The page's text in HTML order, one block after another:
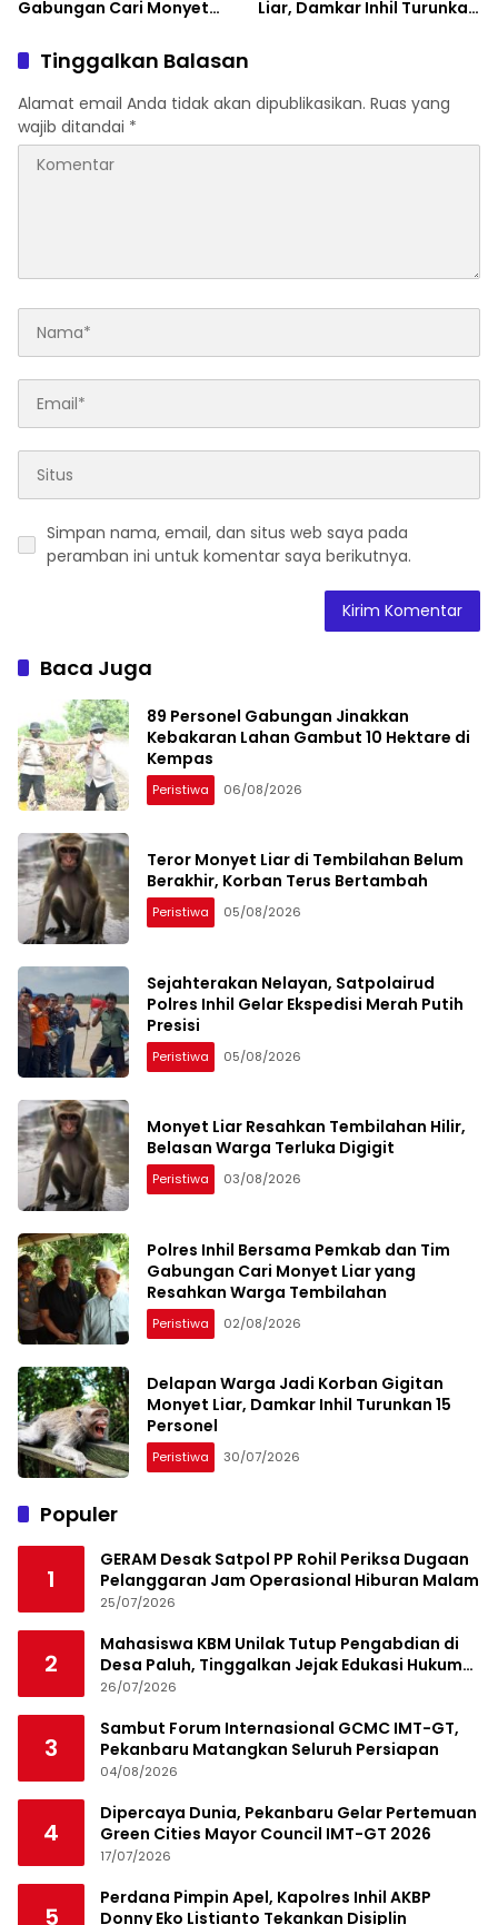
Gabungan Cari Monyet
Tembilahan
Liar, Damkar Inhil Turunkan
Tinggalkan Balasan
Alamat email Anda tidak akan dipublikasikan. Ruas yang
wajib ditandai *
Simpan nama, email, dan situs web saya pada
peramban ini untuk komentar saya berikutnya.
Baca Juga
89 Personel Gabungan Jinakkan
Kebakaran Lahan Gambut 10 Hektare di
Kempas
Peristiwa 06/08/2026
Teror Monyet Liar di Tembilahan Belum
Berakhir, Korban Terus Bertambah
Peristiwa 05/08/2026
Sejahterakan Nelayan, Satpolairud
Polres Inhil Gelar Ekspedisi Merah Putih
Presisi
Peristiwa 05/08/2026
Monyet Liar Resahkan Tembilahan Hilir,
Belasan Warga Terluka Digigit
Peristiwa 03/08/2026
Polres Inhil Bersama Pemkab dan Tim
Gabungan Cari Monyet Liar yang
Resahkan Warga Tembilahan
Peristiwa 02/08/2026
Delapan Warga Jadi Korban Gigitan
Monyet Liar, Damkar Inhil Turunkan 15
Personel
Peristiwa 30/07/2026
Populer
1
GERAM Desak Satpol PP Rohil Periksa Dugaan
Pelanggaran Jam Operasional Hiburan Malam
25/07/2026
2
Mahasiswa KBM Unilak Tutup Pengabdian di
Desa Paluh, Tinggalkan Jejak Edukasi Hukum
dan Aksi Sosial
26/07/2026
3
Sambut Forum Internasional GCMC IMT-GT,
Pekanbaru Matangkan Seluruh Persiapan
04/08/2026
4
Dipercaya Dunia, Pekanbaru Gelar Pertemuan
Green Cities Mayor Council IMT-GT 2026
17/07/2026
5
Perdana Pimpin Apel, Kapolres Inhil AKBP
Donny Eko Listianto Tekankan Disiplin